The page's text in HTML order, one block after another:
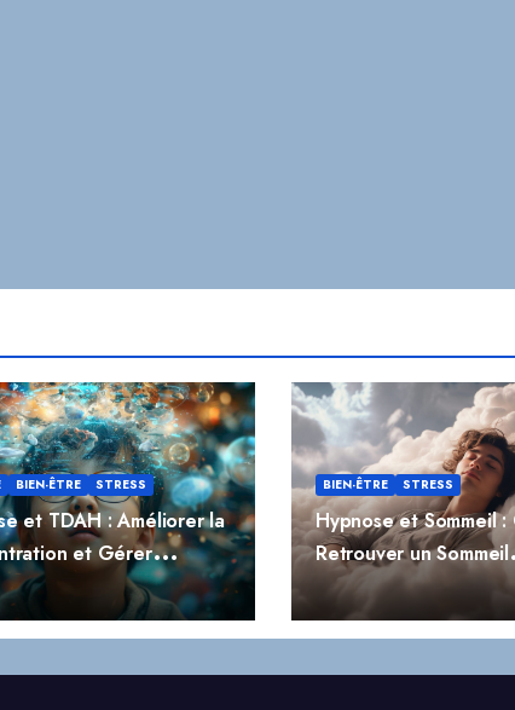
BIEN-ÊTRE STRESS
et TDAH : Améliorer la
et Gérer
BIEN-ÊTRE STRESS
Hypnose et Sommeil :
Retrouver un Sommeil
Réparateur